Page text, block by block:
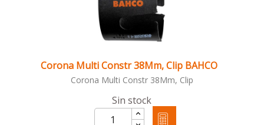
Corona Multi Constr 38Mm, Clip BAHCO
Corona Multi Constr 38Mm, Clip
Sin stock